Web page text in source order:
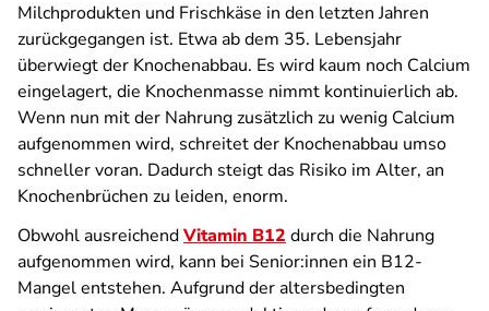
Milchprodukten und Frischkäse in den letzten Jahren
zurückgegangen ist. Etwa ab dem 35. Lebensjahr
überwiegt der Knochenabbau. Es wird kaum noch Calcium
eingelagert, die Knochenmasse nimmt kontinuierlich ab.
Wenn nun mit der Nahrung zusätzlich zu wenig Calcium
aufgenommen wird, schreitet der Knochenabbau umso
schneller voran. Dadurch steigt das Risiko im Alter, an
Knochenbrüchen zu leiden, enorm.
Obwohl ausreichendVitamin B12 durch die Nahrung
aufgenommen wird, kann bei Senior:innen ein B12-
Mangel entstehen. Aufgrund der altersbedingten